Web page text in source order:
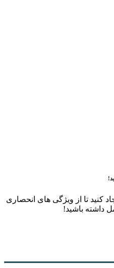
کنید تا از ویژگی های انحصاری
داشته باشید!